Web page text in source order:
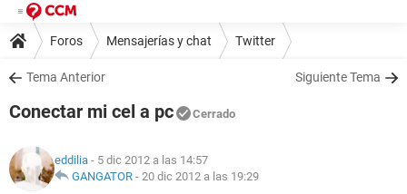
Foros Mensajerías y chat Twitter
Tema Anterior Siguiente Tema
Conectar mi cel a pc Cerrado
eddilia - 5 dic 2012 a las 14:57
GANGATOR - 20 dic 2012 a las 19:29